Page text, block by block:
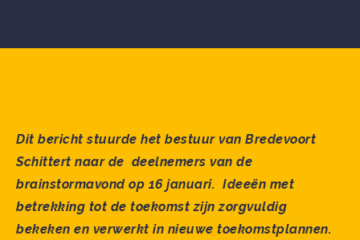
Dit bericht stuurde het bestuur van Bredevoort
Schittert naar de deelnemers van de
brainstormavond op 16 januari. Ideeën met
betrekking tot de toekomst zijn zorgvuldig
bekeken en verwerkt in nieuwe toekomstplannen.